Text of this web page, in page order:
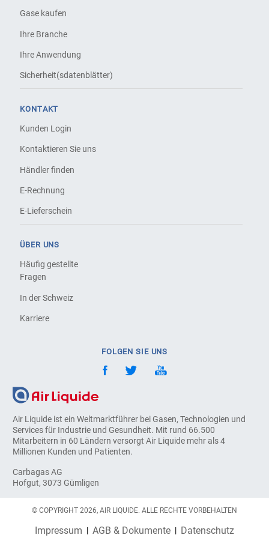
Air Liquide ist ein Weltmarktführer bei Gasen, Technologien und
Services für Industrie und Gesundheit. Mit rund 66.500
Mitarbeitern in 60 Ländern versorgt Air Liquide mehr als 4
Millionen Kunden und Patienten.
Carbagas AG
Hofgut, 3073 Gümligen
Gase kaufen
Ihre Branche
Ihre Anwendung
Sicherheit(sdatenblätter)
KONTAKT
Kunden Login
Kontaktieren Sie uns
Händler finden
E-Rechnung
E-Lieferschein
ÜBER UNS
Häufig gestellte
Fragen
In der Schweiz
Karriere
FOLGEN SIE UNS
© COPYRIGHT 2026, AIR LIQUIDE. ALLE RECHTE VORBEHALTEN
Impressum AGB & Dokumente Datenschutz